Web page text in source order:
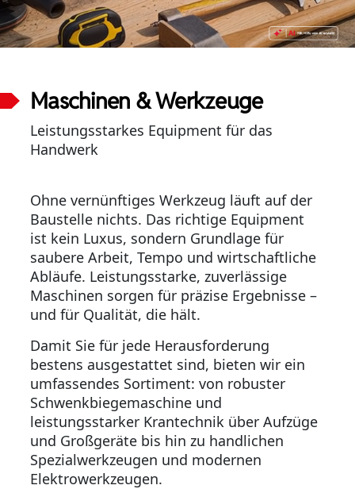
Maschinen & Werkzeuge
Leistungsstarkes Equipment für das
Handwerk
Ohne vernünftiges Werkzeug läuft auf der
Baustelle nichts. Das richtige Equipment
ist kein Luxus, sondern Grundlage für
saubere Arbeit, Tempo und wirtschaftliche
Abläufe. Leistungsstarke, zuverlässige
Maschinen sorgen für präzise Ergebnisse –
und für Qualität, die hält.
Damit Sie für jede Herausforderung
bestens ausgestattet sind, bieten wir ein
umfassendes Sortiment: von robuster
Schwenkbiegemaschine und
leistungsstarker Krantechnik über Aufzüge
und Großgeräte bis hin zu handlichen
Spezialwerkzeugen und modernen
Elektrowerkzeugen.